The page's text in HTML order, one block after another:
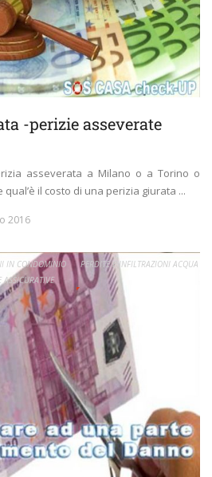
-perizie asseverate
asseverata a Milano o a Torino o
il costo di una perizia giurata ...
2016
IN CONDOMINIO
PERDITE E INFILTRAZIONI ACQUA
ASSICURATIVE